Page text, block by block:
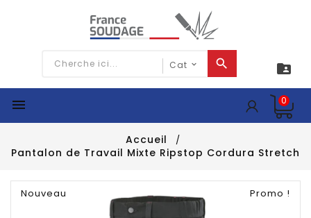

 0
Accueil
Pantalon de Travail Mixte Ripstop Cordura Stretch
Promo !
Nouveau